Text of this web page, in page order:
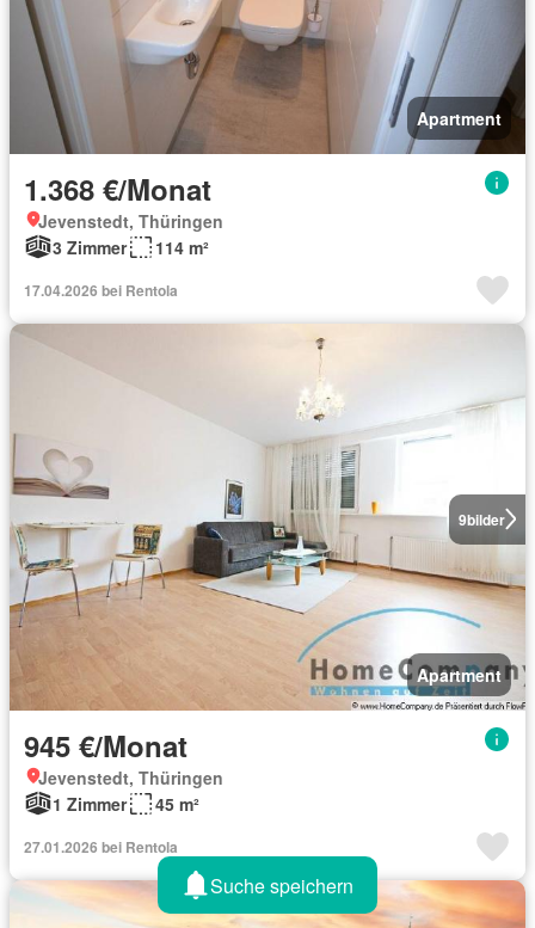
Apartment
1.368 €/Monat
Jevenstedt, Thüringen
3 Zimmer
114 m²
17.04.2026 bei Rentola
9bilder
Apartment
945 €/Monat
Jevenstedt, Thüringen
1 Zimmer
45 m²
27.01.2026 bei Rentola
Suche speichern